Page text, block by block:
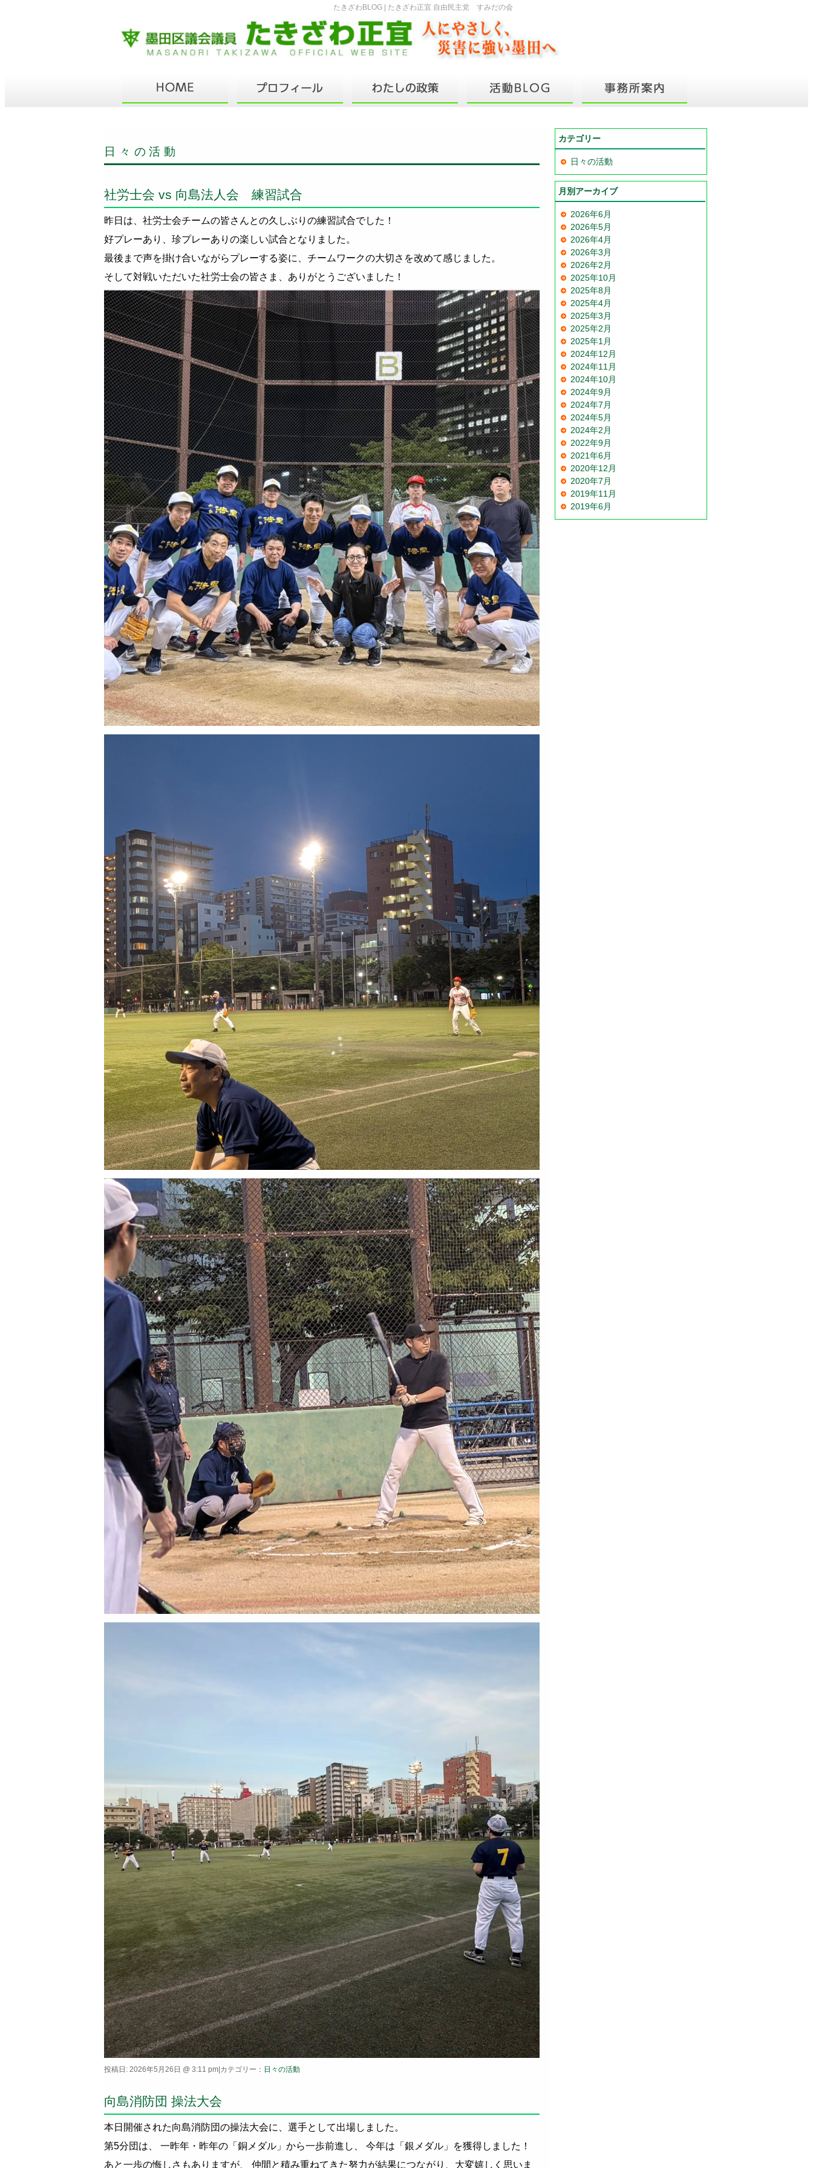
たきざわBLOG | たきざわ正宜 自由民主党 すみだの会
日々の活動
社労士会 vs 向島法人会 練習試合
昨日は、社労士会チームの皆さんとの久しぶりの練習試合でした！
好プレーあり、珍プレーありの楽しい試合となりました。
最後まで声を掛け合いながらプレーする姿に、チームワークの大切さを改めて感じました。
そして対戦いただいた社労士会の皆さま、ありがとうございました！
投稿日: 2026年5月26日 @ 3:11 pm|カテゴリー： 日々の活動
向島消防団 操法大会
本日開催された向島消防団の操法大会に、選手として出場しました。
第5分団は、 一昨年・昨年の「銅メダル」から一歩前進し、 今年は「銀メダル」を獲得しました！
あと一歩の悔しさもありますが、 仲間と積み重ねてきた努力が結果につながり、大変嬉しく思いま
カテゴリー
日々の活動
月別アーカイブ
2026年6月
2026年5月
2026年4月
2026年3月
2026年2月
2025年10月
2025年8月
2025年4月
2025年3月
2025年2月
2025年1月
2024年12月
2024年11月
2024年10月
2024年9月
2024年7月
2024年5月
2024年2月
2022年9月
2021年6月
2020年12月
2020年7月
2019年11月
2019年6月